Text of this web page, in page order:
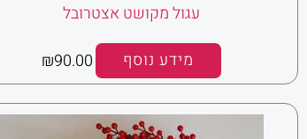
עגול מקושט אצטרובל
מידע נוסף
₪90.00